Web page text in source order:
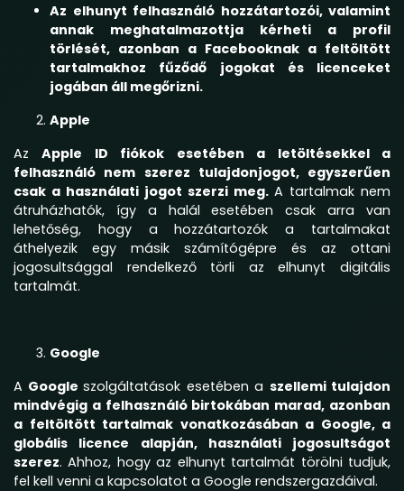
Az elhunyt felhasználó hozzátartozói, valamint
annak meghatalmazottja kérheti a profil
törlését, azonban a Facebooknak a feltöltött
tartalmakhoz fűződő jogokat és licenceket
jogában áll megőrizni.
Apple
AzApple ID fiókok esetében a letöltésekkel a
felhasználó nem szerez tulajdonjogot, egyszerűen
csak a használati jogot szerzi meg. A tartalmak nem
átruházhatók, így a halál esetében csak arra van
lehetőség, hogy a hozzátartozók a tartalmakat
áthelyezik egy másik számítógépre és az ottani
jogosultsággal rendelkező törli az elhunyt digitális
tartalmát.
Google
A Google szolgáltatások esetében a szellemi tulajdon
mindvégig a felhasználó birtokában marad, azonban
a feltöltött tartalmak vonatkozásában a Google, a
globális licence alapján, használati jogosultságot
szerez. Ahhoz, hogy az elhunyt tartalmát törölni tudjuk,
fel kell venni a kapcsolatot a Google rendszergazdáival.